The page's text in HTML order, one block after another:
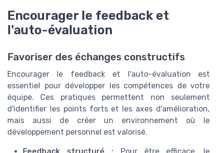
Encourager le feedback et
l'auto-évaluation
Favoriser des échanges constructifs
Encourager le feedback et l'auto-évaluation est
essentiel pour développer les compétences de votre
équipe. Ces pratiques permettent non seulement
d'identifier les points forts et les axes d'amélioration,
mais aussi de créer un environnement où le
développement personnel est valorisé.